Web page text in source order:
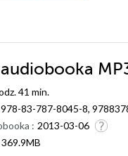
audiobooka
41 min.
978-83-787-8045-8,
: 2013-03-06
369.9MB